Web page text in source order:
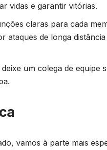
vidas e garantir vitórias.
claras para cada
ataques de longa
um colega de equipe
vamos à parte mais